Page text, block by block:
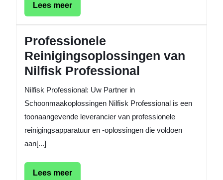
Lees meerLees
meer
Professionele
Reinigingsoplossingen van
Nilfisk Professional
Nilfisk Professional: Uw Partner in
Schoonmaakoplossingen Nilfisk Professional is een
toonaangevende leverancier van professionele
reinigingsapparatuur en -oplossingen die voldoen
aan[...]
Lees meerLees